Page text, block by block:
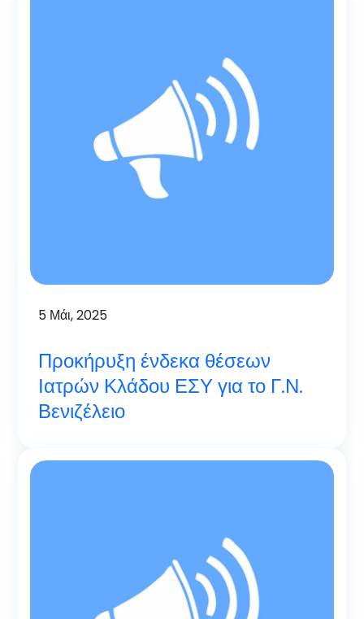
5 Μάι, 2025
Προκήρυξη ένδεκα θέσεων
Ιατρών Κλάδου ΕΣΥ για το Γ.Ν.
Βενιζέλειο